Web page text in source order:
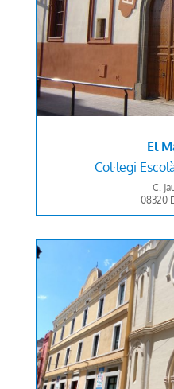
El
Col·legi
C.
08320